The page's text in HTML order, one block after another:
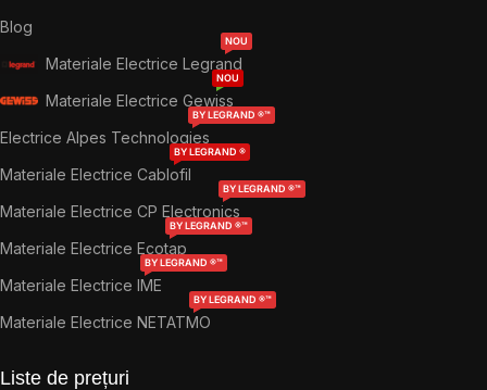
Blog
Materiale Electrice Legrand
NOU
Materiale Electrice Gewiss
NOU
Electrice Alpes Technologies
BY LEGRAND ®™
Materiale Electrice Cablofil
BY LEGRAND ®
Materiale Electrice CP Electronics
BY LEGRAND ®™
Materiale Electrice Ecotap
BY LEGRAND ®™
Materiale Electrice IME
BY LEGRAND ®™
Materiale Electrice NETATMO
BY LEGRAND ®™
Liste de prețuri